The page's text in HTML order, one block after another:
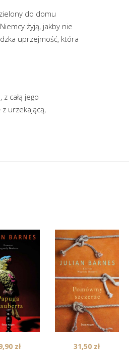
do domu
żyją, jakby nie
uprzejmość, która
całą jego
urzekającą,
zł 31,50 zł